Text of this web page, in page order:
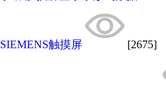
SIEMENS触摸屏 [2675]